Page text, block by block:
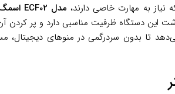
به مهارت خاصی دارند، مدل ECF02 اسمگ
این دستگاه ظرفیت مناسبی دارد و پر کردن
می‌دهد تا بدون سردرگمی در منوهای